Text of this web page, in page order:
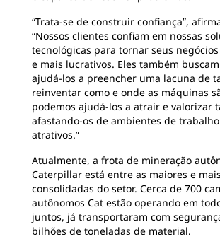
“Trata-se de construir confiança”,
“Nossos clientes confiam em nossas
tecnológicas para tornar seus
e mais lucrativos. Eles também
ajudá-los a preencher uma lacuna de
reinventar como e onde as máquinas
podemos ajudá-los a atrair e valorizar
afastando-os de ambientes de
atrativos.”
Atualmente, a frota de mineração
Caterpillar está entre as maiores e mais
consolidadas do setor. Cerca de 700
autônomos Cat estão operando em
juntos, já transportaram com
bilhões de toneladas de material.